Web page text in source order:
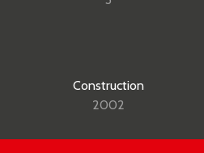
Construction
2002